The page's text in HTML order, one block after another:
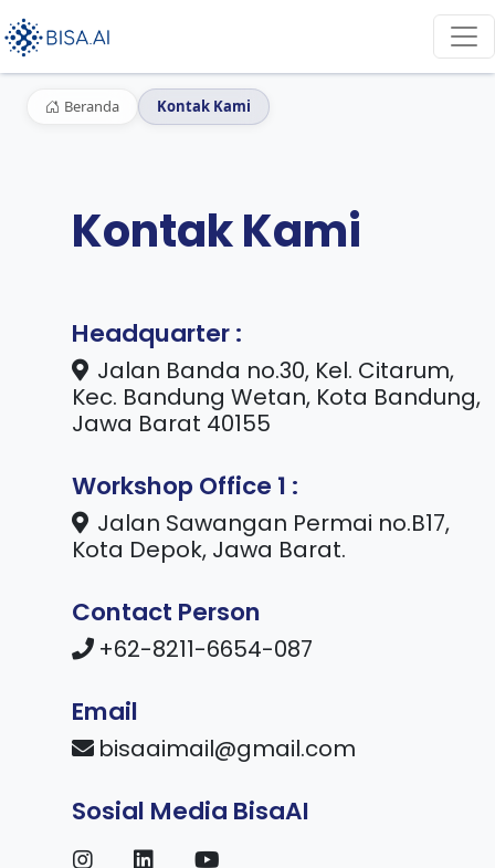
Beranda Kontak Kami
Kontak Kami
Headquarter :
Jalan Banda no.30, Kel. Citarum,
Kec. Bandung Wetan, Kota Bandung,
Jawa Barat 40155
Workshop Office 1 :
Jalan Sawangan Permai no.B17,
Kota Depok, Jawa Barat.
Contact Person
+62-8211-6654-087
Email
bisaaimail@gmail.com
Sosial Media BisaAI